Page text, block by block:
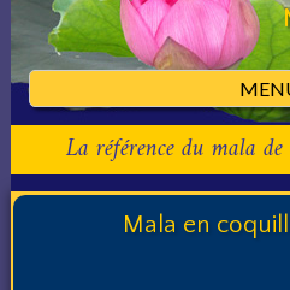
La référence du mala
Mala en